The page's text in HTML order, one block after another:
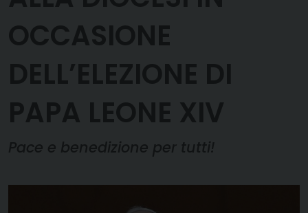
OCCASIONE
DELL’ELEZIONE DI
PAPA LEONE XIV
Pace e benedizione per tutti!